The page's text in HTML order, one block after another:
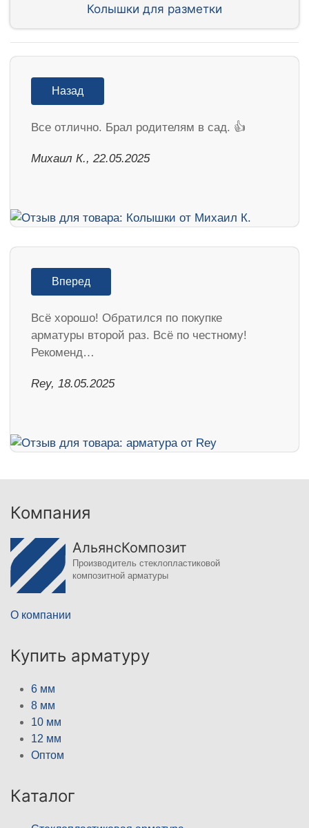
Колышки для разметки
Назад
Все отлично. Брал родителям в сад. 👍
Михаил К., 22.05.2025
Вперед
Всё хорошо! Обратился по покупке
арматуры второй раз. Всё по честному!
Рекоменд…
Rey, 18.05.2025
Компания
АльянсКомпозит
Производитель стеклопластиковой
композитной арматуры
О компании
Купить арматуру
6 мм
8 мм
10 мм
12 мм
Оптом
Каталог